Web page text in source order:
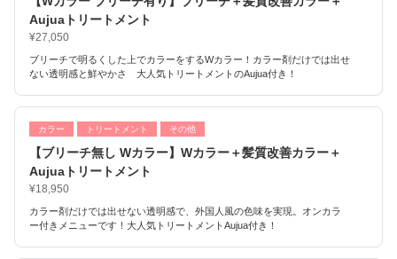
Aujuaトリートメント
¥27,050
ブリーチで明るくした上でカラーをするWカラー！カラー剤だけでは出せ
ない透明感と鮮やかさ 大人気トリートメントのAujua付き！
カラー トリートメント その他
【ブリーチ無し Wカラー】Wカラー＋髪質改善カラー＋
Aujuaトリートメント
¥18,950
カラー剤だけでは出せない透明感で、外国人風の色味を実現。オンカラ
ー付きメニューです！大人気トリートメントAujua付き！